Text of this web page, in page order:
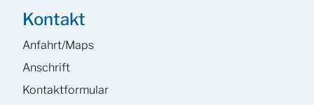
Kontakt
Anfahrt/Maps
Anschrift
Kontaktformular